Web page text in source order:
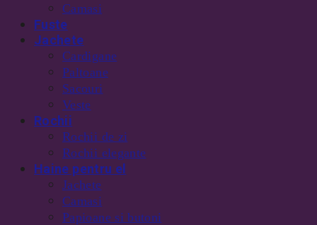
Camasi
Fuste
Jachete
Cardigane
Paltoane
Sacouri
Veste
Rochii
Rochii de zi
Rochii elegante
Haine pentru el
Jachete
Camasi
Papioane si butoni